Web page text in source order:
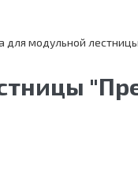
для модульной